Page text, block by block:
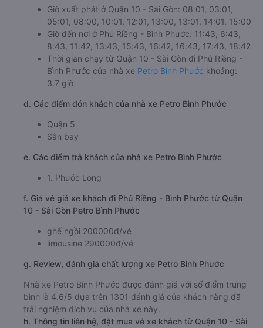
Giờ xuất phát ở Quận 10 - Sài Gòn: 08:01, 03:01,
05:01, 08:00, 10:01, 12:01, 13:00, 13:01, 14:01, 15:00
Giờ đến nơi ở Phú Riềng - Bình Phước: 11:43, 6:43,
8:43, 11:42, 13:43, 15:43, 16:42, 16:43, 17:43, 18:42
Thời gian chạy từ Quận 10 - Sài Gòn đi Phú Riềng -
Bình Phước của nhà xe Petro Bình Phước khoảng:
3.7 giờ
d. Các điểm đón khách của nhà xe Petro Bình Phước
Quận 5
Sân bay
e. Các điểm trả khách của nhà xe Petro Bình Phước
1. Phước Long
f. Giá vé giá xe khách đi Phú Riềng - Bình Phước từ Quận
10 - Sài Gòn Petro Bình Phước
ghế ngồi 200000đ/vé
limousine 290000đ/vé
g. Review, đánh giá chất lượng xe Petro Bình Phước
Nhà xe Petro Bình Phước được đánh giá với số điểm trung
bình là 4.6/5 dựa trên 1301 đánh giá của khách hàng đã
trải nghiệm dịch vụ của nhà xe này.
h. Thông tin liên hệ, đặt mua vé xe khách từ Quận 10 - Sài